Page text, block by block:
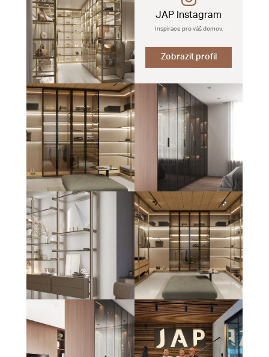
JAP Instagram
Inspirace pro váš domov.
Zobrazit profil